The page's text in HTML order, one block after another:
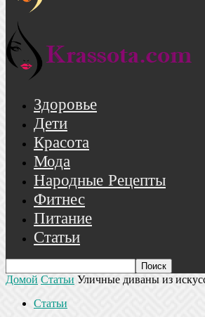
Здоровье
Дети
Красота
Мода
Народные Рецепты
Фитнес
Питание
Статьи
Домой Статьи Уличные диваны из
Статьи